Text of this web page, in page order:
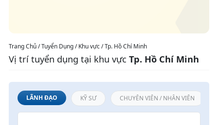
Trang Chủ / Tuyển Dụng / Khu vực / Tp. Hồ Chí Minh
Vị trí tuyển dụng tại khu vực Tp. Hồ Chí Minh
LÃNH ĐẠO KỸ SƯ CHUYÊN VIÊN / NHÂN VIÊN